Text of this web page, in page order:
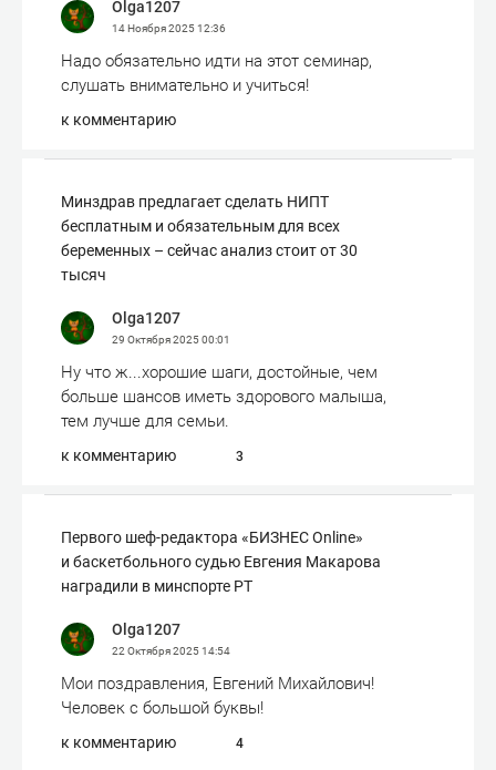
Olga1207
14 Ноября 202512:36
Надо обязательно идти на этот семинар,
слушать внимательно и учиться!
к комментарию
Минздрав предлагает сделать НИПТ
бесплатным и обязательным для всех
беременных – сейчас анализ стоит от 30
тысяч
Olga1207
29 Октября 202500:01
Ну что ж...хорошие шаги, достойные, чем
больше шансов иметь здорового малыша,
тем лучше для семьи.
к комментарию 3
Первого шеф-редактора «БИЗНЕС Online»
и баскетбольного судью Евгения Макарова
наградили в минспорте РТ
Olga1207
22 Октября 202514:54
Мои поздравления, Евгений Михайлович!
Человек с большой буквы!
к комментарию 4